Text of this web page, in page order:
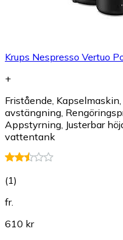
Krups Nespresso Vertuo
+
Fristående,
avstängning,
Appstyrning, Justerbar
vattentank
(1)
fr.
610 kr